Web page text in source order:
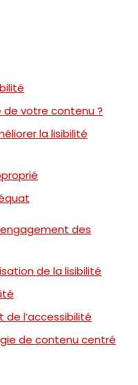
de votre contenu ?
la lisibilité
des
de la lisibilité
de l’accessibilité
de contenu centré